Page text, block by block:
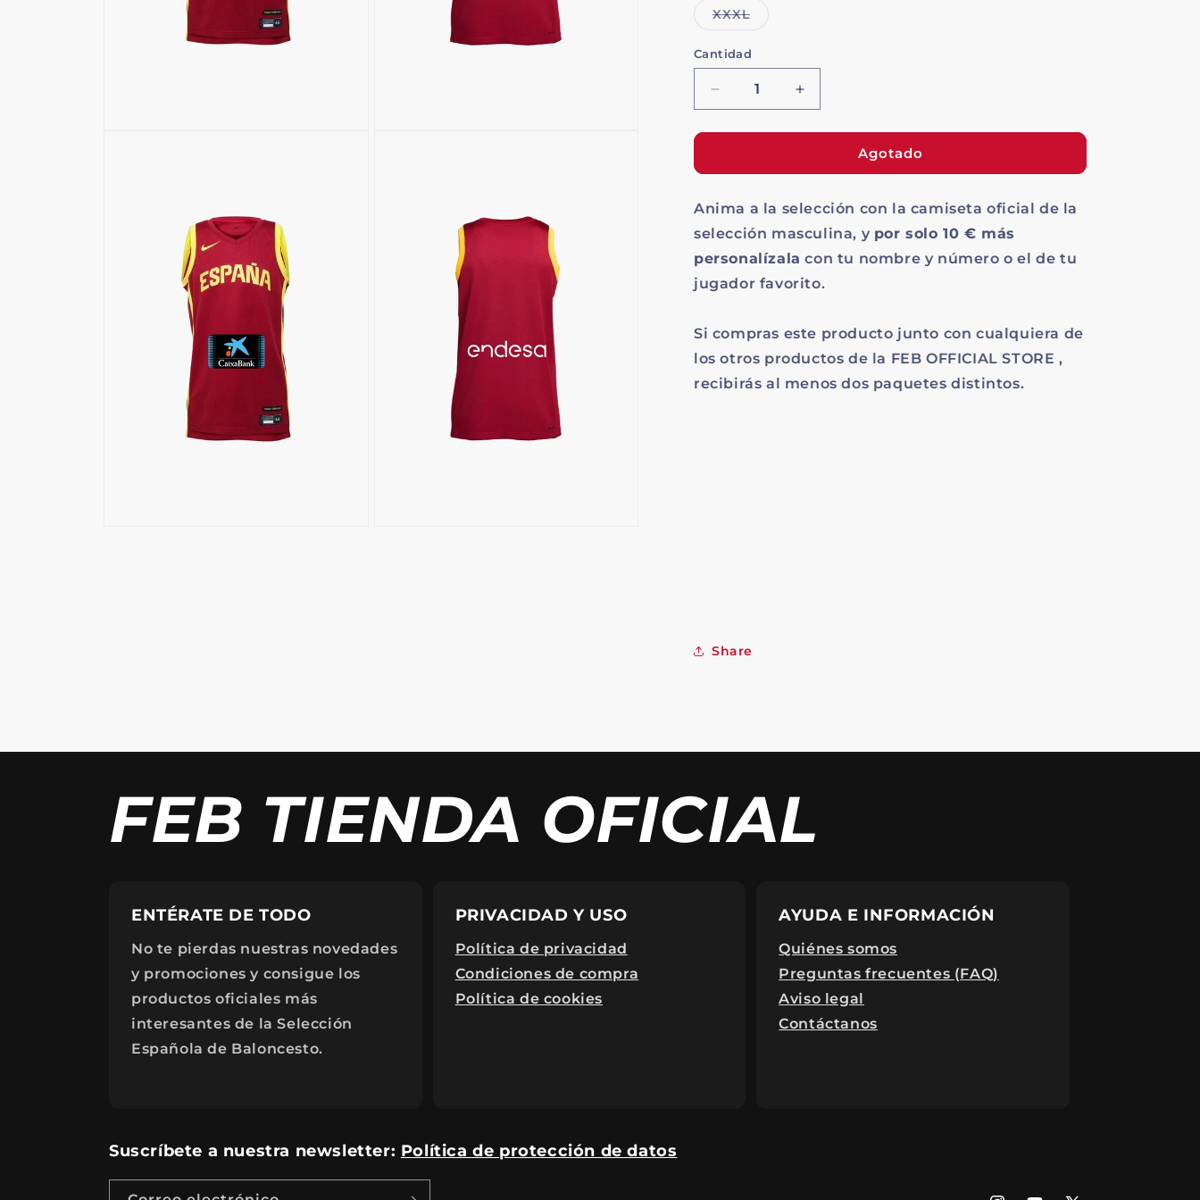
no
disponible
XXXLVariante
agotada
no
disponible
Cantidad
Cantidad
Reducir
cantidad
para
Oficial
Equipación
Aumentar
cantidad
para
Camiseta
Oficial
Equipación
Agotado
Anima a la selección con la camiseta oficial de la
selección masculina, y por solo 10 € más
personalízala con tu nombre y número o el de tu
jugador favorito.
Si compras este producto junto con cualquiera de
los otros productos de la FEB OFFICIAL STORE ,
recibirás al menos dos paquetes distintos.
Share
FEB TIENDA OFICIAL
ENTÉRATE DE TODO
No te pierdas nuestras novedades
y promociones y consigue los
productos oficiales más
interesantes de la Selección
Española de Baloncesto.
PRIVACIDAD Y USO
Política de privacidad
Condiciones de compra
Política de cookies
AYUDA E INFORMACIÓN
Quiénes somos
Preguntas frecuentes (FAQ)
Aviso legal
Contáctanos
Suscríbete a nuestra newsletter: Política de protección de datos